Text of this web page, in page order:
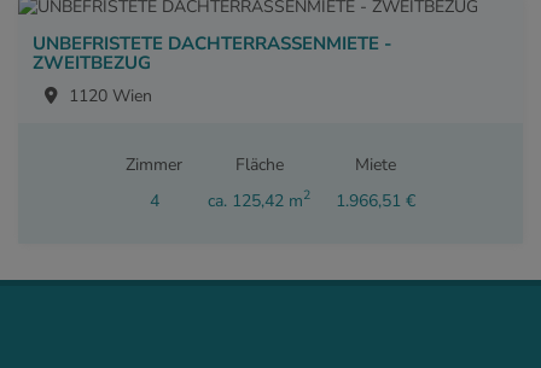
UNBEFRISTETE DACHTERRASSENMIETE -
ZWEITBEZUG
1120 Wien
Zimmer
4
Fläche
ca. 125,42 m2
Miete
1.966,51 €